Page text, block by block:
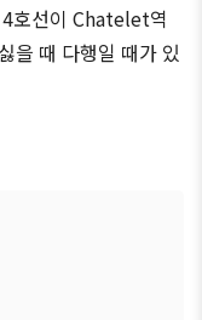
4호선이 Chatelet역
을 때 다행일 때가 있